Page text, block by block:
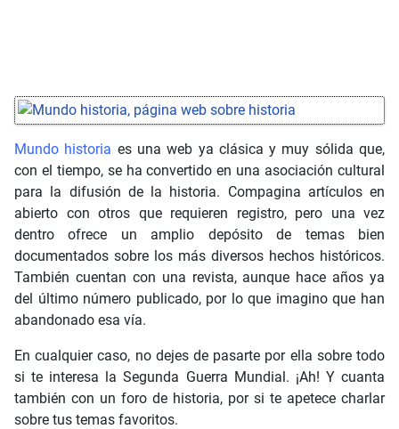
Mundo historia es una web ya clásica y muy sólida que,
con el tiempo, se ha convertido en una asociación cultural
para la difusión de la historia. Compagina artículos en
abierto con otros que requieren registro, pero una vez
dentro ofrece un amplio depósito de temas bien
documentados sobre los más diversos hechos históricos.
También cuentan con una revista, aunque hace años ya
del último número publicado, por lo que imagino que han
abandonado esa vía.
En cualquier caso, no dejes de pasarte por ella sobre todo
si te interesa la Segunda Guerra Mundial. ¡Ah! Y cuanta
también con un foro de historia, por si te apetece charlar
sobre tus temas favoritos.